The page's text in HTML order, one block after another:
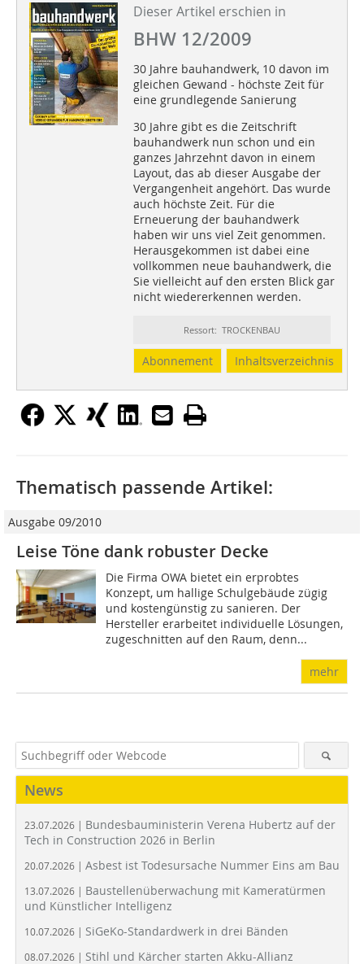
Dieser Artikel erschien in
BHW 12/2009
30 Jahre bauhandwerk, 10 davon im
gleichen Gewand - höchste Zeit für
eine grundlegende Sanierung
30 Jahre gibt es die Zeitschrift
bauhandwerk nun schon und ein
ganzes Jahrzehnt davon in einem
Layout, das ab dieser Ausgabe der
Vergangenheit angehört. Das wurde
auch höchste Zeit. Für die
Erneuerung der bauhandwerk
haben wir uns viel Zeit genommen.
Herausgekommen ist dabei eine
vollkommen neue bauhandwerk, die
Sie vielleicht auf den ersten Blick gar
nicht wiedererkennen werden.
Ressort: TROCKENBAU
Abonnement Inhaltsverzeichnis
Thematisch passende Artikel:
Ausgabe 09/2010
Leise Töne dank robuster Decke
Die Firma OWA bietet ein erprobtes
Konzept, um hallige Schulgebäude zügig
und kostengünstig zu sanieren. Der
Hersteller erarbeitet individuelle Lösungen,
zugeschnitten auf den Raum, denn...
mehr
News
23.07.2026 | Bundesbauministerin Verena Hubertz auf der
Tech in Construction 2026 in Berlin
20.07.2026 | Asbest ist Todesursache Nummer Eins am Bau
13.07.2026 | Baustellenüberwachung mit Kameratürmen
und Künstlicher Intelligenz
10.07.2026 | SiGeKo-Standardwerk in drei Bänden
08.07.2026 | Stihl und Kärcher starten Akku-Allianz